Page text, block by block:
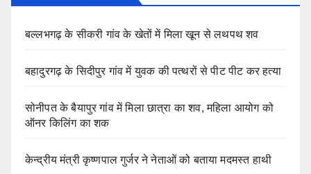
बल्लभगढ़ के सीकरी गांव के खेतों में मिला खून से लथपथ शव
बहादुरगढ़ के सिदीपुर गांव में युवक की पत्थरों से पीट पीट कर हत्या
सोनीपत के बैयापुर गांव में मिला छात्रा का शव, महिला आयोग को
ऑनर किलिंग का शक
केन्द्रीय मंत्री कृष्णपाल गुर्जर ने नेताओं को बताया मदमस्त हाथी